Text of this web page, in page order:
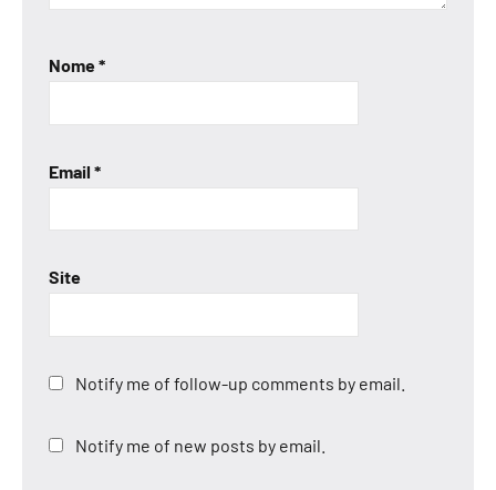
Nome*
Email *
Site
Notify me of follow-up comments by email.
Notify me of new posts by email.